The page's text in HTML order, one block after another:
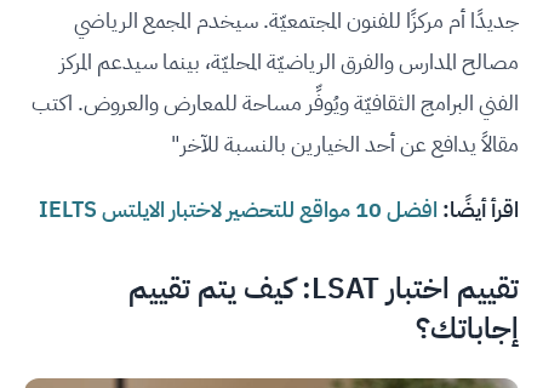
جديدًا أم مركزًا للفنون المجتمعيّة. سيخدم المجمع الرياضي
مصالح المدارس والفرق الرياضيّة المحليّة، بينما سيدعم المركز
الفني البرامج الثقافيّة ويُوفِّر مساحة للمعارض والعروض. اكتب
مقالاً يدافع عن أحد الخيارين بالنسبة للآخر"
اقرأ أيضًا: افضل 10 مواقع للتحضير لاختبار الايلتس IELTS
تقييم اختبار LSAT: كيف يتم تقييم
إجاباتك؟